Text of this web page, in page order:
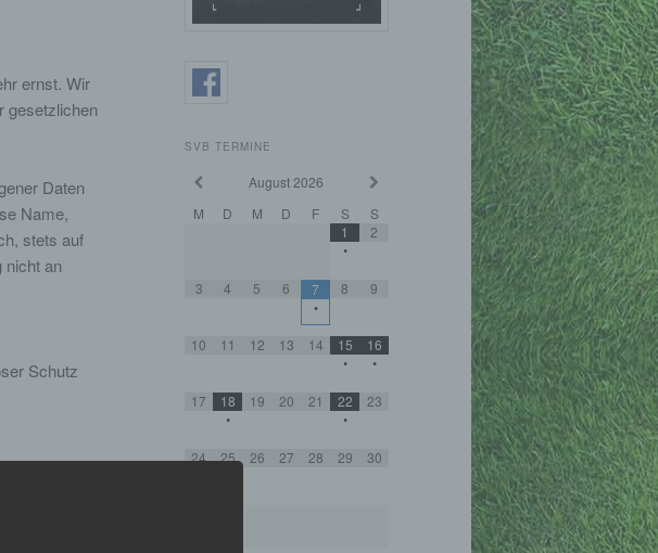
ernst. Wir
gesetzlichen
Daten
Name,
stets auf
nicht an
Schutz
auf Ihrem
unser
SVB TERMINE
August2026
M
D M D F S
S
1
•
2
3 4 5 6 7
•
8 9
10 11 12 13 14 15
•
16
•
17 18
•
19 20 21 22
•
23
24 25 26 27 28 29 30